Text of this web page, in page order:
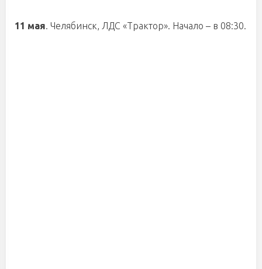
11 мая. Челябинск, ЛДС «Трактор». Начало – в 08:30.